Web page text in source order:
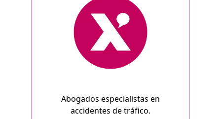
Abogados especialistas en
accidentes de tráfico.